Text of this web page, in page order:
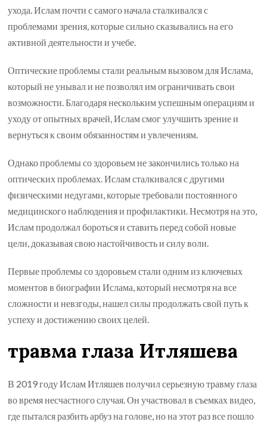
ухода. Ислам почти с самого начала сталкивался с
проблемами зрения, которые сильно сказывались на его
активной деятельности и учебе.
Оптические проблемы стали реальным вызовом для Ислама,
который не унывал и не позволял им ограничивать свои
возможности. Благодаря нескольким успешным операциям и
уходу от опытных врачей, Ислам смог улучшить зрение и
вернуться к своим обязанностям и увлечениям.
Однако проблемы со здоровьем не закончились только на
оптических проблемах. Ислам сталкивался с другими
физическими недугами, которые требовали постоянного
медицинского наблюдения и профилактики. Несмотря на это,
Ислам продолжал бороться и ставить перед собой новые
цели, доказывая свою настойчивость и силу воли.
Первые проблемы со здоровьем стали одним из ключевых
моментов в биографии Ислама, который несмотря на все
сложности и невзгоды, нашел силы продолжать свой путь к
успеху и достижению своих целей.
травма глаза Итляшева
В 2019 году Ислам Итляшев получил серьезную травму глаза
во время несчастного случая. Он участвовал в съемках видео,
где пытался разбить арбуз на голове, но на этот раз все пошло